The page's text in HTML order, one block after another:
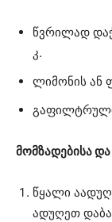
წვრილად
კ.
ლიმონის ან
მომზადებისა და
წყალი
ადუღეთ